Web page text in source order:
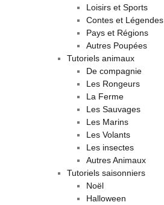
Loisirs et Sports
Contes et Légendes
Pays et Régions
Autres Poupées
Tutoriels animaux
De compagnie
Les Rongeurs
La Ferme
Les Sauvages
Les Marins
Les Volants
Les insectes
Autres Animaux
Tutoriels saisonniers
Noël
Halloween